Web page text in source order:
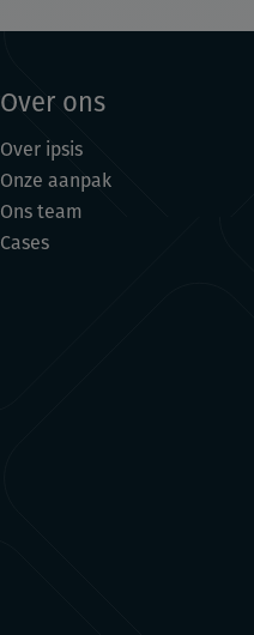
Over ons
Over ipsis
Onze aanpak
Ons team
Cases